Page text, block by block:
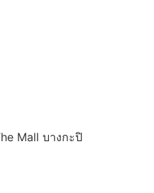
Mall บางกะปิ